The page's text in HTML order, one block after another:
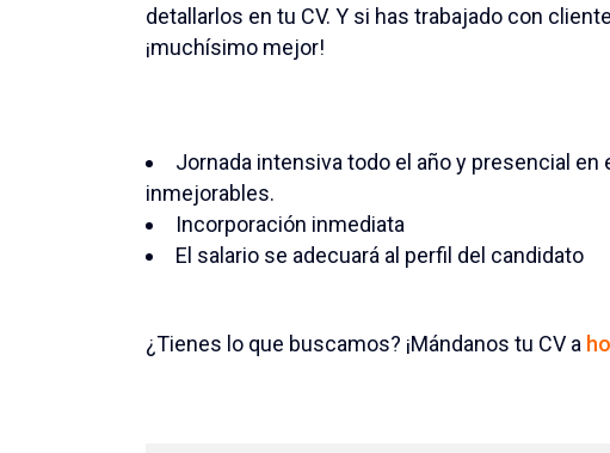
detallarlos en tu CV. Y si has trabajado con
¡muchísimo mejor!
Jornada intensiva todo el año y presencial
inmejorables.
Incorporación inmediata
El salario se adecuará al perfil del candidato
¿Tienes lo que buscamos? ¡Mándanos tu CV a